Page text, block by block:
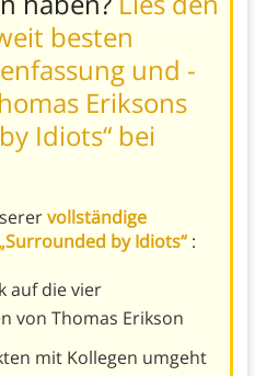
besten
und -
Eriksons
Idiots“ bei
vollständige
by Idiots“ :
auf die vier
von Thomas Erikson
mit Kollegen umgeht